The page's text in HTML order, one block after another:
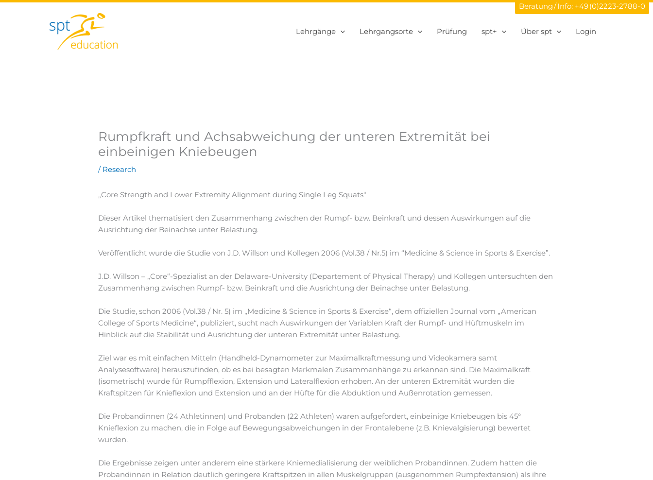
Zum
Beratung / Info: +49 (0)2223-2788-0
Lehrgänge Lehrgangsorte Prüfung spt+ Über spt Login
Rumpfkraft und Achsabweichung der unteren Extremität bei
einbeinigen Kniebeugen
/ Research
„Core Strength and Lower Extremity Alignment during Single Leg Squats“
Dieser Artikel thematisiert den Zusammenhang zwischen der Rumpf- bzw. Beinkraft und dessen Auswirkungen auf die
Ausrichtung der Beinachse unter Belastung.
Veröffentlicht wurde die Studie von J.D. Willson und Kollegen 2006 (Vol.38 / Nr.5) im “Medicine & Science in Sports & Exercise”.
J.D. Willson – „Core“-Spezialist an der Delaware-University (Departement of Physical Therapy) und Kollegen untersuchten den
Zusammenhang zwischen Rumpf- bzw. Beinkraft und die Ausrichtung der Beinachse unter Belastung.
Die Studie, schon 2006 (Vol.38 / Nr. 5) im „Medicine & Science in Sports & Exercise“, dem offiziellen Journal vom „American
College of Sports Medicine“, publiziert, sucht nach Auswirkungen der Variablen Kraft der Rumpf- und Hüftmuskeln im
Hinblick auf die Stabilität und Ausrichtung der unteren Extremität unter Belastung.
Ziel war es mit einfachen Mitteln (Handheld-Dynamometer zur Maximalkraftmessung und Videokamera samt
Analysesoftware) herauszufinden, ob es bei besagten Merkmalen Zusammenhänge zu erkennen sind. Die Maximalkraft
(isometrisch) wurde für Rumpfflexion, Extension und Lateralflexion erhoben. An der unteren Extremität wurden die
Kraftspitzen für Knieflexion und Extension und an der Hüfte für die Abduktion und Außenrotation gemessen.
Die Probandinnen (24 Athletinnen) und Probanden (22 Athleten) waren aufgefordert, einbeinige Kniebeugen bis 45°
Knieflexion zu machen, die in Folge auf Bewegungsabweichungen in der Frontalebene (z.B. Knievalgisierung) bewertet
wurden.
Die Ergebnisse zeigen unter anderem eine stärkere Kniemedialisierung der weiblichen Probandinnen. Zudem hatten die
Probandinnen in Relation deutlich geringere Kraftspitzen in allen Muskelgruppen (ausgenommen Rumpfextension) als ihre